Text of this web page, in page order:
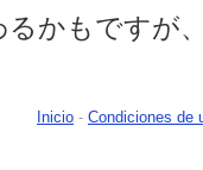
るかもですが
Inicio - Condiciones de